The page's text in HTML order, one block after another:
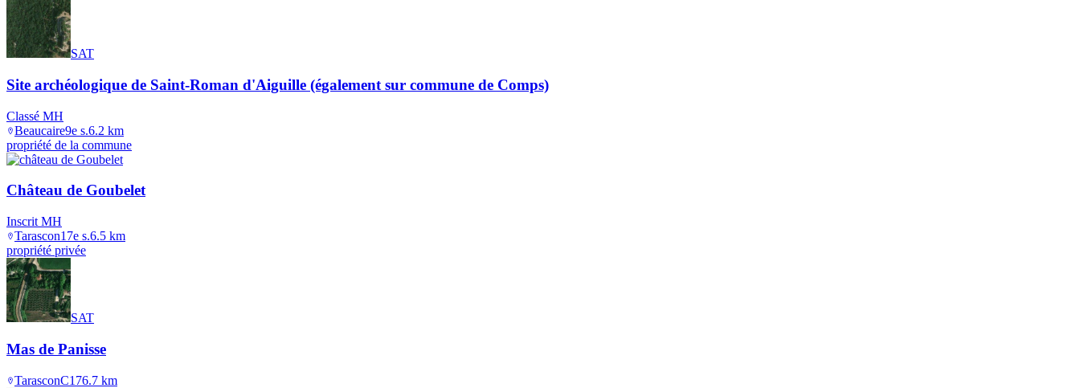
SAT
Site archéologique de Saint-Roman d'Aiguille (également sur commune de Comps)
Classé MH
Beaucaire9e s.6.2 km
propriété de la commune
Château de Goubelet
Inscrit MH
Tarascon17e s.6.5 km
propriété privée
SAT
Mas de Panisse
TarasconC176.7 km